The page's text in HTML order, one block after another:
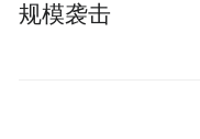
规模袭击